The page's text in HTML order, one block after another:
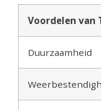
Voordelen van
Duurzaamheid